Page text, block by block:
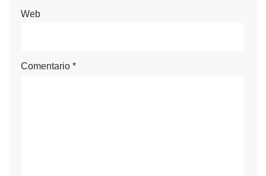
Web
Comentario *